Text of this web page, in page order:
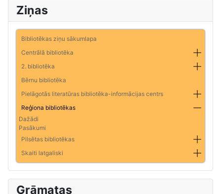
Ziņas
Bibliotēkas ziņu sākumlapa
Centrālā bibliotēka
2. bibliotēka
Bērnu bibliotēka
Pielāgotās literatūras bibliotēka-informācijas centrs
Reģiona bibliotēkas
Dažādi
Pasākumi
Pilsētas bibliotēkas
Skaiti latgaliski
Grāmatas